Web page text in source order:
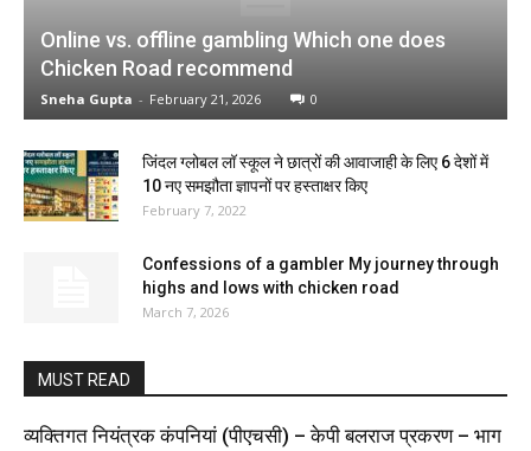
Online vs. offline gambling Which one does
Chicken Road recommend
Sneha Gupta - February 21, 2026 0
जिंदल ग्लोबल लॉ स्कूल ने छात्रों की आवाजाही के लिए 6 देशों में
10 नए समझौता ज्ञापनों पर हस्ताक्षर किए
February 7, 2022
Confessions of a gambler My journey through
highs and lows with chicken road
March 7, 2026
MUST READ
व्यक्तिगत नियंत्रक कंपनियां (पीएचसी) – केपी बलराज प्रकरण – भाग